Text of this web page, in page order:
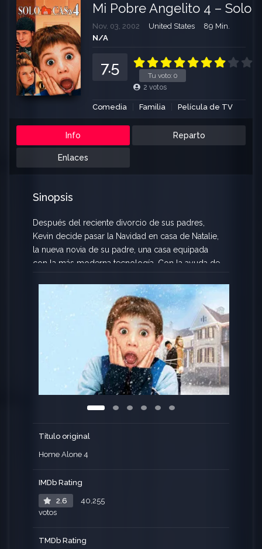
Mi Pobre Angelito 4 – Solo
Nov. 03, 2002 United States
89 Min.
N/A
Tu voto: 0
7.5
2 votos
Comedia Familia Película de TV
Info Reparto
Enlaces
Sinopsis
Después del reciente divorcio de sus padres,
Kevin decide pasar la Navidad en casa de Natalie,
la nueva novia de su padre, una casa equipada
con la más moderna tecnología. Con la ayuda de
ingenio, Kevin deberá hacer frente a unos
ladrones, además de intentar conseguir que sus
progenitores se reconcilien. Nueva entrega de la
popular saga de «Solo en casa», que en esta
ocasión, y tras perder progresivamente calidad y
taquilla en las anteriores, ya se hizo directamente
para la televisión y el mercado de video.
Título original
Home Alone 4
IMDb Rating
2.6
40,255
votos
TMDb Rating